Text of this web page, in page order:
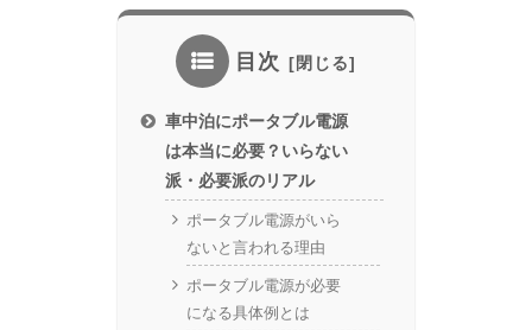
目次
車中泊にポータブル電源
は本当に必要？いらない
派・必要派のリアル
ポータブル電源がいら
ないと言われる理由
ポータブル電源が必要
になる具体例とは